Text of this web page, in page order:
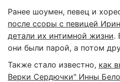
Ранее шоумен, певец и
после ссоры с певицей
детали их интимной жизни.
они были парой, а потом
Также стало известно, как
Верки Сердючки" Инны